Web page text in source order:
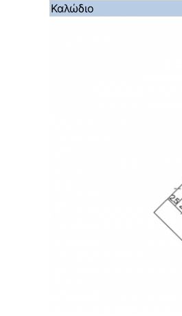
Καλώδιο